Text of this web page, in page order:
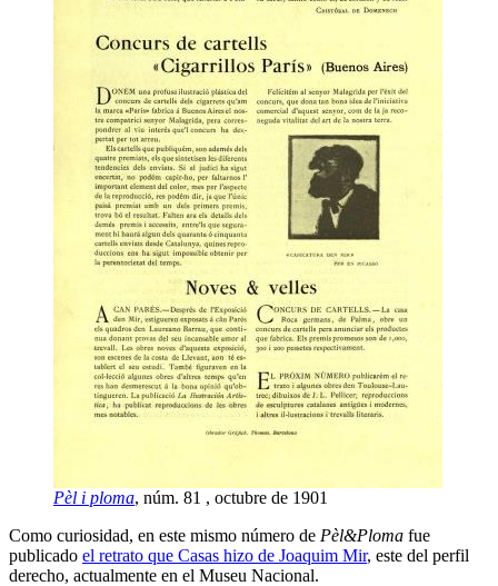
Pèl i ploma, núm. 81 , octubre de 1901
Como curiosidad, en este mismo número de Pèl&Ploma fue
publicado el retrato que Casas hizo de Joaquim Mir, este del perfil
derecho, actualmente en el Museu Nacional.